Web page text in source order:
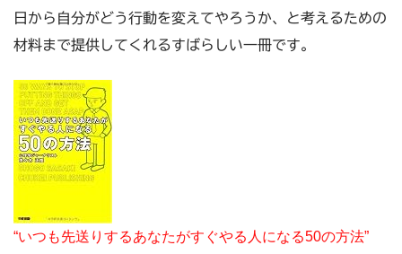
日から自分がどう行動を変えてやろうか、と考えるための
材料まで提供してくれるすばらしい一冊です。
“いつも先送りするあなたがすぐやる人になる50の方法”